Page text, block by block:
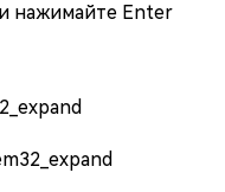
нажимайте Enter